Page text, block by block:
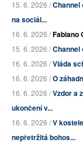
15. 6. 2026 /Channel
na sociál...
16. 6. 2026 /Fabiano
15. 6. 2026 /Channel
16. 6. 2026 /Vláda
16. 6. 2026 /O
16. 6. 2026 /Vzdor a
ukončení v...
16. 6. 2026 /V
nepřetržitá bohos...